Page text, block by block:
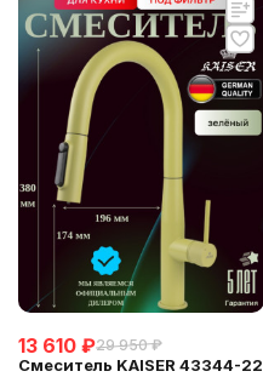
13 610 ₽29 950 ₽
Смеситель KAISER 43344-22